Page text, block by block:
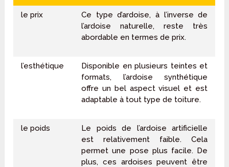
le prix
Ce type d’ardoise, à l’inverse de
l’ardoise naturelle, reste très
abordable en termes de prix.
l’esthétique
Disponible en plusieurs teintes et
formats, l’ardoise synthétique
offre un bel aspect visuel et est
adaptable à tout type de toiture.
le poids
Le poids de l’ardoise artificielle
est relativement faible. Cela
permet une pose plus facile. De
plus, ces ardoises peuvent être